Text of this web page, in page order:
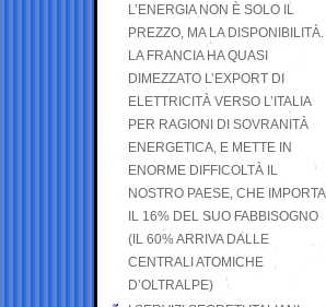
L’ENERGIA NON È SOLO IL
PREZZO, MA LA DISPONIBILITÀ.
LA FRANCIA HA QUASI
DIMEZZATO L’EXPORT DI
ELETTRICITÀ VERSO L’ITALIA
PER RAGIONI DI SOVRANITÀ
ENERGETICA, E METTE IN
ENORME DIFFICOLTÀ IL
NOSTRO PAESE, CHE IMPORTA
IL 16% DEL SUO FABBISOGNO
(IL 60% ARRIVA DALLE
CENTRALI ATOMICHE
D’OLTRALPE)